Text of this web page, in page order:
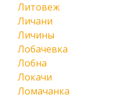
Литовеж
Личани
Личины
Лобачевка
Лобна
Локачи
Ломачанка